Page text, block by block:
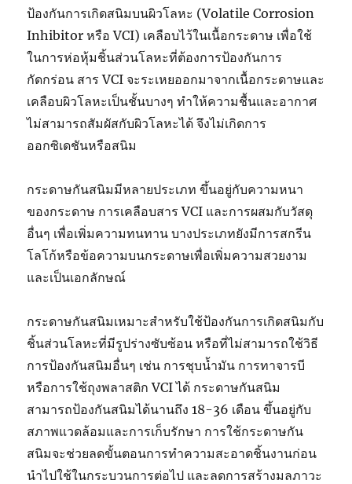
ป้องกันการเกิดสนิมบนผิวโลหะ (Volatile Corrosion
Inhibitor หรือ VCI) เคลือบไว้ในเนื้อกระดาษ เพื่อใช้
ในการห่อหุ้มชิ้นส่วนโลหะที่ต้องการป้องกันการ
กัดกร่อน สาร VCI จะระเหยออกมาจากเนื้อกระดาษและ
เคลือบผิวโลหะเป็นชั้นบางๆ ทำให้ความชื้นและอากาศ
ไม่สามารถสัมผัสกับผิวโลหะได้ จึงไม่เกิดการ
ออกซิเดชันหรือสนิม
กระดาษกันสนิมมีหลายประเภท ขึ้นอยู่กับความหนา
ของกระดาษ การเคลือบสาร VCI และการผสมกับวัสดุ
อื่นๆ เพื่อเพิ่มความทนทาน บางประเภทยังมีการสกรีน
โลโก้หรือข้อความบนกระดาษเพื่อเพิ่มความสวยงาม
และเป็นเอกลักษณ์
กระดาษกันสนิมเหมาะสำหรับใช้ป้องกันการเกิดสนิมกับ
ชิ้นส่วนโลหะที่มีรูปร่างซับซ้อน หรือที่ไม่สามารถใช้วิธี
การป้องกันสนิมอื่นๆ เช่น การชุบน้ำมัน การทาจารบี
หรือการใช้ถุงพลาสติก VCI ได้ กระดาษกันสนิม
สามารถป้องกันสนิมได้นานถึง 18-36 เดือน ขึ้นอยู่กับ
สภาพแวดล้อมและการเก็บรักษา การใช้กระดาษกัน
สนิมจะช่วยลดขั้นตอนการทำความสะอาดชิ้นงานก่อน
นำไปใช้ในกระบวนการต่อไป และลดการสร้างมลภาวะ